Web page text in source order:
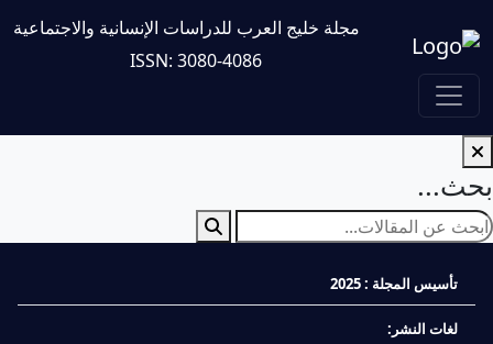
مجلة خليج العرب للدراسات الإنسانية والاجتماعية
ISSN: 3080-4086
بحث...
تأسيس المجلة : 2025
لغات النشر: